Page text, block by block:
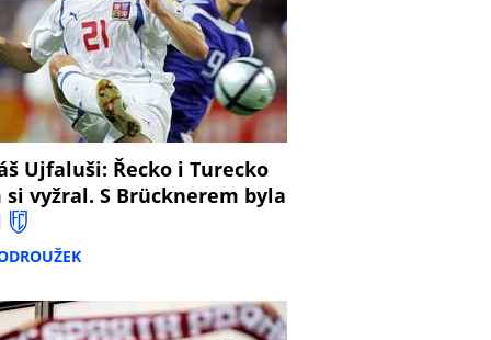
Ujfaluši: Řecko i Turecko
si vyžral. S Brücknerem byla